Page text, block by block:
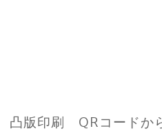
凸版印刷 QRコードか